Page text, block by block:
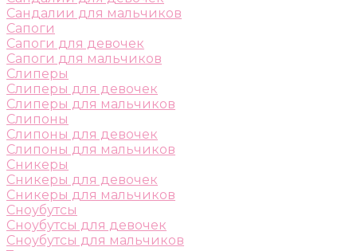
Сандалии для мальчиков
Сапоги
Сапоги для девочек
Сапоги для мальчиков
Слиперы
Слиперы для девочек
Слиперы для мальчиков
Слипоны
Слипоны для девочек
Слипоны для мальчиков
Сникеры
Сникеры для девочек
Сникеры для мальчиков
Сноубутсы
Сноубутсы для девочек
Сноубутсы для мальчиков